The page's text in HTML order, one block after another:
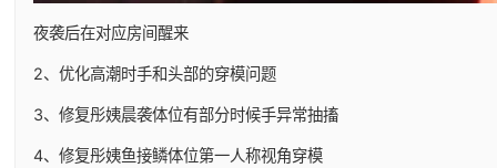
夜袭后在对应房间醒来
2、优化高潮时手和头部的穿模问题
3、修复彤姨晨袭体位有部分时候手异常抽搐
4、修复彤姨鱼接鳞体位第一人称视角穿模